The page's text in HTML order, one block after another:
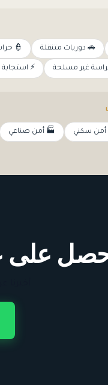
🚗 دوريات متنقلة 👮
غير مسلحة ⚡
سكني 🏭 أمن صناعي
على